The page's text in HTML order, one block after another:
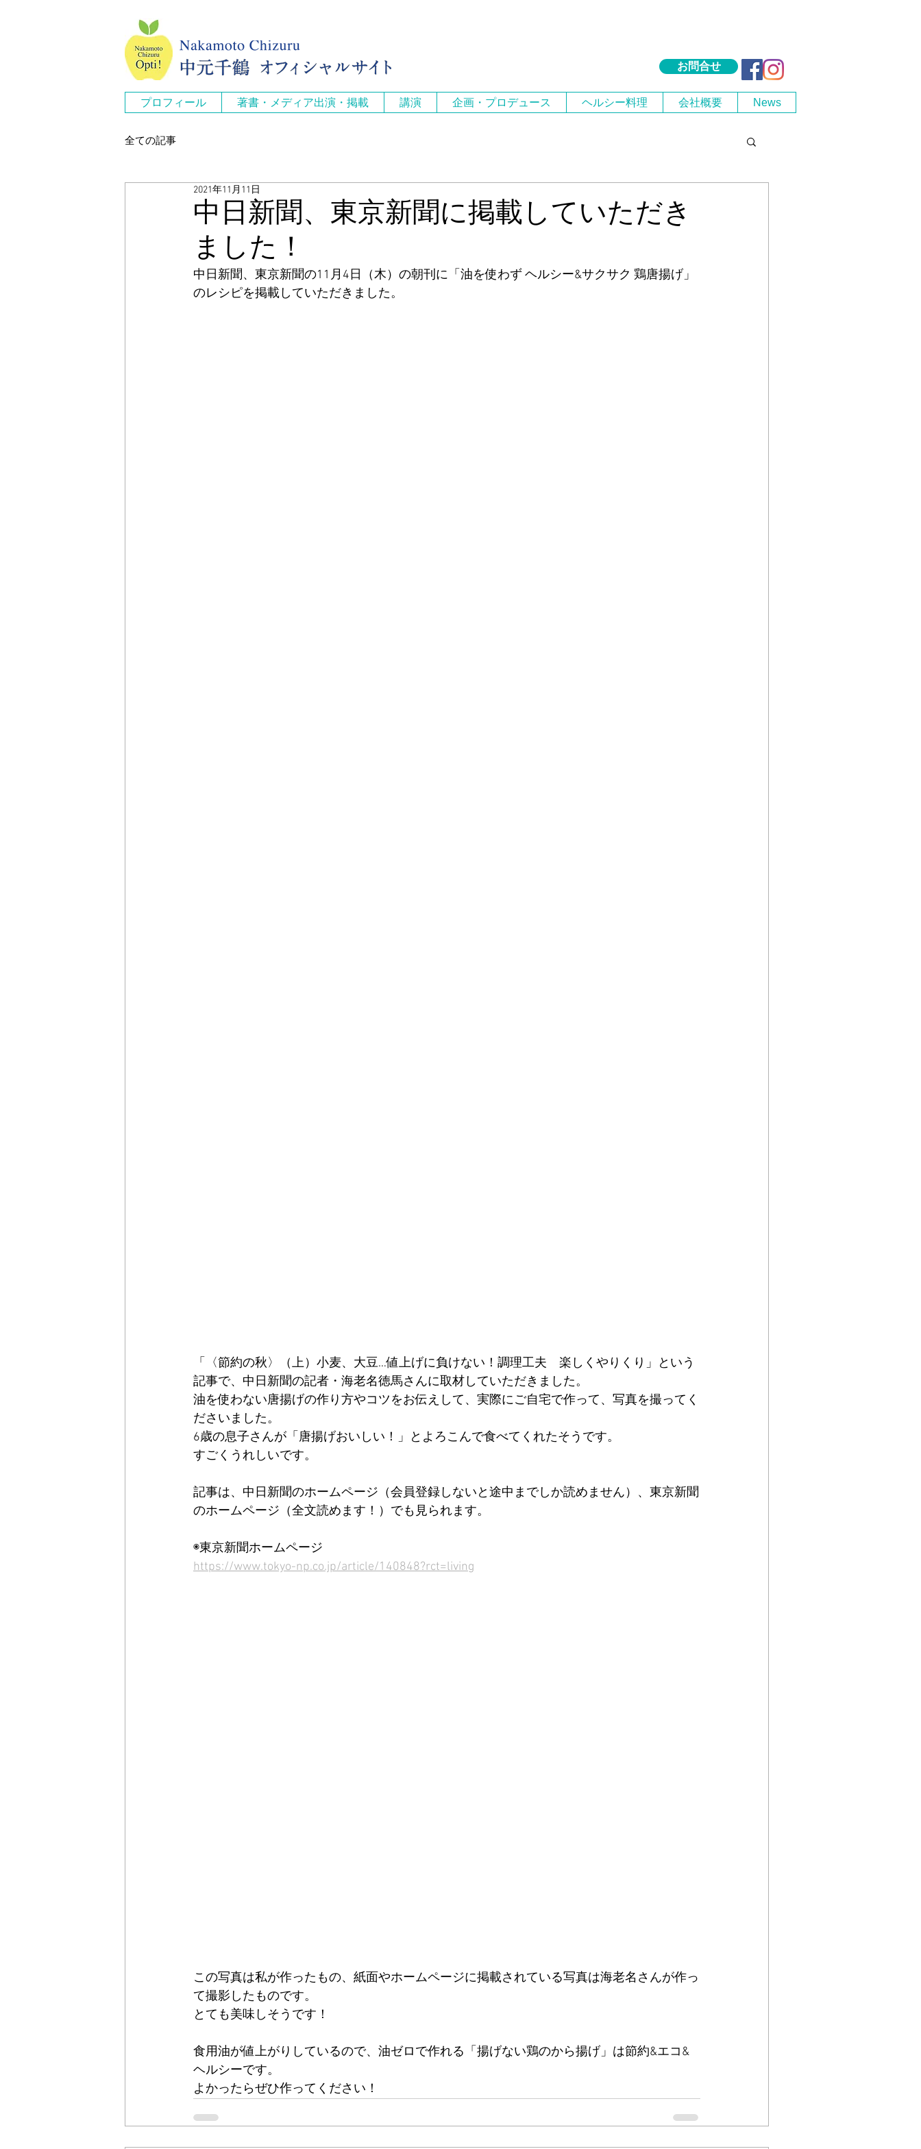
お問合せ
プロフィール 著書・メディア出演・掲載 講演 企画・プロデュース ヘルシー料理 会社概要 News
全ての記事
中日新聞、東京新聞に掲載していただき
ました！
2021年11月11日
中日新聞、東京新聞の11月4日（木）の朝刊に「油を使わず ヘルシー&サクサク 鶏唐揚げ」
のレシピを掲載していただきました。
「〈節約の秋〉（上）小麦、大豆…値上げに負けない！調理工夫　楽しくやりくり」という
記事で、中日新聞の記者・海老名徳馬さんに取材していただきました。
油を使わない唐揚げの作り方やコツをお伝えして、実際にご自宅で作って、写真を撮ってく
ださいました。
6歳の息子さんが「唐揚げおいしい！」とよろこんで食べてくれたそうです。
すごくうれしいです。
記事は、中日新聞のホームページ（会員登録しないと途中までしか読めません）、東京新聞
のホームページ（全文読めます！）でも見られます。
◉東京新聞ホームページ
https://www.tokyo-np.co.jp/article/140848?rct=living
この写真は私が作ったもの、紙面やホームページに掲載されている写真は海老名さんが作っ
て撮影したものです。
とても美味しそうです！
食用油が値上がりしているので、油ゼロで作れる「揚げない鶏のから揚げ」は節約&エコ&
ヘルシーです。
よかったらぜひ作ってください！